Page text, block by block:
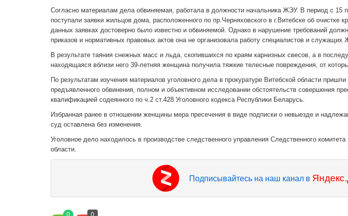
Согласно материалам дела обвиняемая, работала в должности начальника ЖЭУ. В период с 15
поступали заявки жильцов дома, расположенного по пр.Черняховского в г.Витебске об очистке
данных заявках достоверно было известно и обвиняемой. Однако в нарушение требований
приказов и нормативных правовых актов она не организовала работу специалистов и
В результате таяния снежных масс и льда, скопившихся по краям карнизных свесов, а в
находящаяся вблизи него 39-летняя женщина получила тяжкие телесные повреждения, от
По результатам изучения материалов уголовного дела в прокуратуре Витебской области
предъявленного обвинения, полном и объективном исследовании обстоятельств совершения
квалификацией содеянного по ч.2 ст.428 Уголовного кодекса Республики Беларусь.
Избранная ранее в отношении женщины мера пресечения в виде подписки о невыезде и
суд оставлена без изменения.
Уголовное дело находилось в производстве следственного управления Следственного
области.
Подписывайтесь на наш канал в